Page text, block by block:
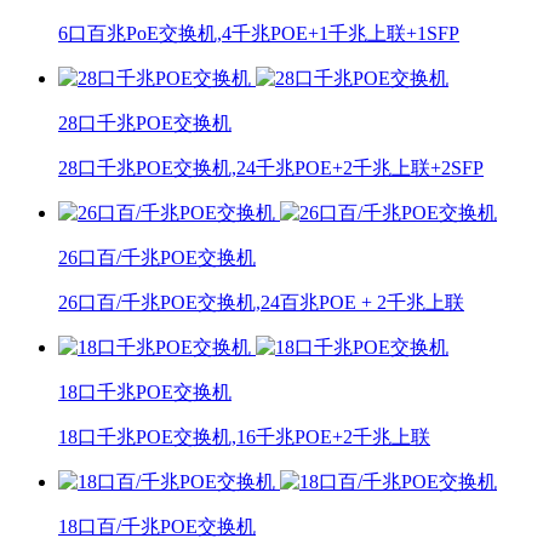
6口百兆PoE交换机,4千兆POE+1千兆上联+1SFP
28口千兆POE交换机
28口千兆POE交换机,24千兆POE+2千兆上联+2SFP
26口百/千兆POE交换机
26口百/千兆POE交换机,24百兆POE + 2千兆上联
18口千兆POE交换机
18口千兆POE交换机,16千兆POE+2千兆上联
18口百/千兆POE交换机